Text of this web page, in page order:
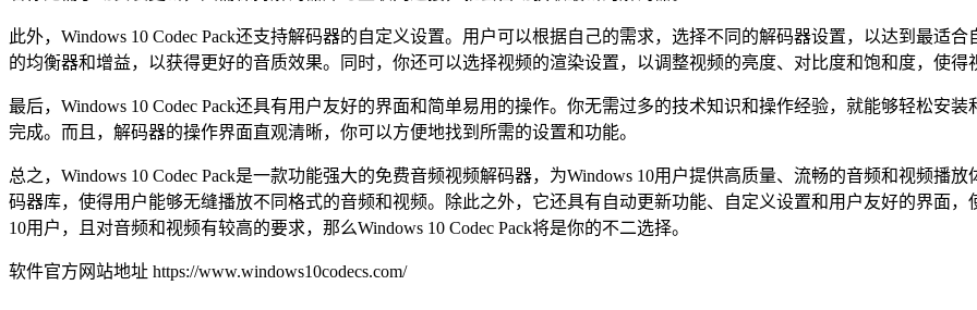
此外，Windows 10 Codec Pack还支持解码器的自定义设置。用户可以根据自己的需求，选择不同的解码器设置，以达到最适
的均衡器和增益，以获得更好的音质效果。同时，你还可以选择视频的渲染设置，以调整视频的亮度、对比度和饱和度，使得
最后，Windows 10 Codec Pack还具有用户友好的界面和简单易用的操作。你无需过多的技术知识和操作经验，就能够轻松安
完成。而且，解码器的操作界面直观清晰，你可以方便地找到所需的设置和功能。
总之，Windows 10 Codec Pack是一款功能强大的免费音频视频解码器，为Windows 10用户提供高质量、流畅的音频和视频播
码器库，使得用户能够无缝播放不同格式的音频和视频。除此之外，它还具有自动更新功能、自定义设置和用户友好的界面
10用户，且对音频和视频有较高的要求，那么Windows 10 Codec Pack将是你的不二选择。
软件官方网站地址 https://www.windows10codecs.com/